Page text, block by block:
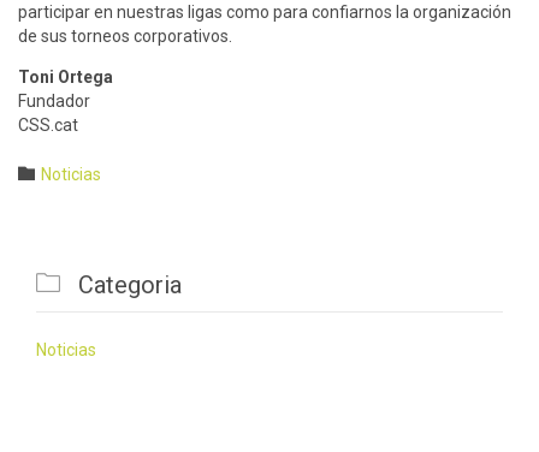
participar en nuestras ligas como para confiarnos la organización
de sus torneos corporativos.
Toni Ortega
Fundador
CSS.cat
 Category
Noticias
 Categoria
Noticias